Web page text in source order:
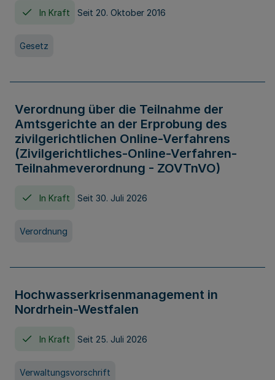
In Kraft Seit 20. Oktober 2016
Gesetz
Verordnung über die Teilnahme der
Amtsgerichte an der Erprobung des
zivilgerichtlichen Online-Verfahrens
(Zivilgerichtliches-Online-Verfahren-
Teilnahmeverordnung - ZOVTnVO)
In Kraft Seit 30. Juli 2026
Verordnung
Hochwasserkrisenmanagement in
Nordrhein-Westfalen
In Kraft Seit 25. Juli 2026
Verwaltungsvorschrift